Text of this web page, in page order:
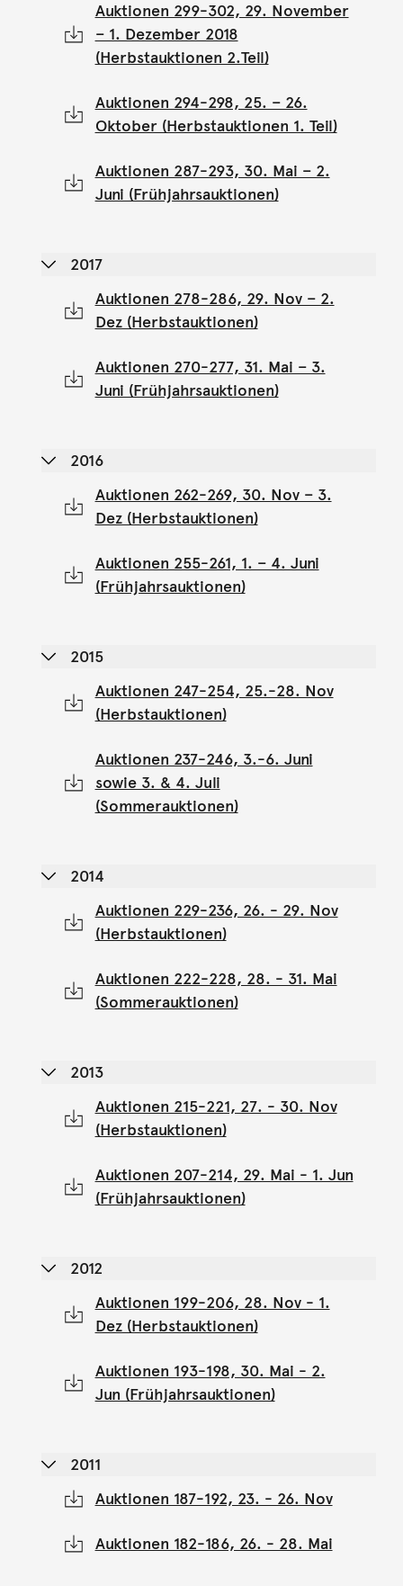
Auktionen 299-302, 29. November
– 1. Dezember 2018
(Herbstauktionen 2.Teil)
Auktionen 294-298, 25. – 26.
Oktober (Herbstauktionen 1. Teil)
Auktionen 287-293, 30. Mai – 2.
Juni (Frühjahrsauktionen)
2017
Auktionen 278-286, 29. Nov – 2.
Dez (Herbstauktionen)
Auktionen 270-277, 31. Mai – 3.
Juni (Frühjahrsauktionen)
2016
Auktionen 262-269, 30. Nov – 3.
Dez (Herbstauktionen)
Auktionen 255-261, 1. – 4. Juni
(Frühjahrsauktionen)
2015
Auktionen 247-254, 25.-28. Nov
(Herbstauktionen)
Auktionen 237-246, 3.-6. Juni
sowie 3. & 4. Juli
(Sommerauktionen)
2014
Auktionen 229-236, 26. - 29. Nov
(Herbstauktionen)
Auktionen 222-228, 28. - 31. Mai
(Sommerauktionen)
2013
Auktionen 215-221, 27. - 30. Nov
(Herbstauktionen)
Auktionen 207-214, 29. Mai - 1. Jun
(Frühjahrsauktionen)
2012
Auktionen 199-206, 28. Nov - 1.
Dez (Herbstauktionen)
Auktionen 193-198, 30. Mai - 2.
Jun (Frühjahrsauktionen)
2011
Auktionen 187-192, 23. - 26. Nov
Auktionen 182-186, 26. - 28. Mai